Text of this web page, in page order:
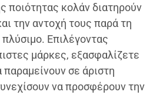
ποιότητας κολάν διατηρούν
την αντοχή τους παρά τη
Επιλέγοντας
μάρκες, εξασφαλίζετε
παραμείνουν σε άριστη
να προσφέρουν την